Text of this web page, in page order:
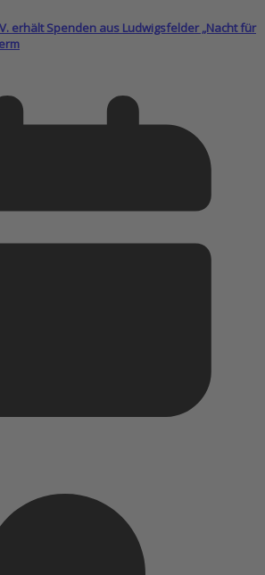
erhält Spenden aus Ludwigsfelder „Nacht für